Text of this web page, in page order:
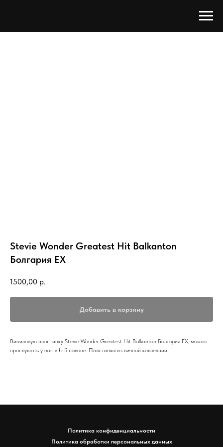
Stevie Wonder Greatest Hit Balkanton
Болгария EX
1500,00 р.
Добавить в корзину
Виниловую пластинку Stevie Wonder Greatest Hit Balkanton Болгария EX, можно
прослушать у нас в h-fi салоне. Пластинка из личной коллекции.
Политика конфиденциальности
Политика обработки персональных данных